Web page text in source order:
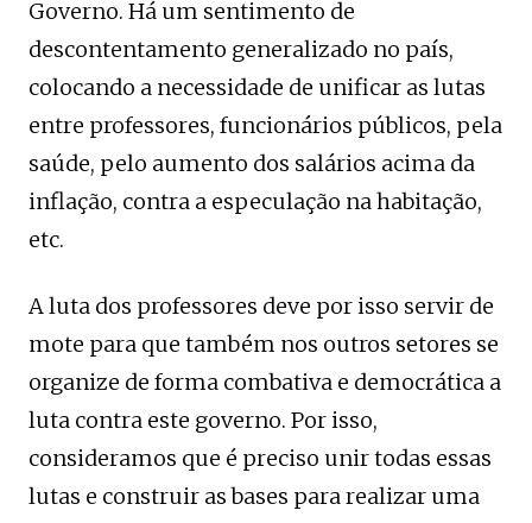
Governo. Há um sentimento de
descontentamento generalizado no país,
colocando a necessidade de unificar as lutas
entre professores, funcionários públicos, pela
saúde, pelo aumento dos salários acima da
inflação, contra a especulação na habitação,
etc.
A luta dos professores deve por isso servir de
mote para que também nos outros setores se
organize de forma combativa e democrática a
luta contra este governo. Por isso,
consideramos que é preciso unir todas essas
lutas e construir as bases para realizar uma